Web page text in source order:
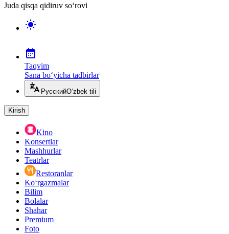
Juda qisqa qidiruv so‘rovi
Taqvim
Sana bo‘yicha tadbirlar
РусскийO‘zbek tili
Kirish
Kino
Konsertlar
Mashhurlar
Teatrlar
Restoranlar
Ko‘rgazmalar
Bilim
Bolalar
Shahar
Premium
Foto